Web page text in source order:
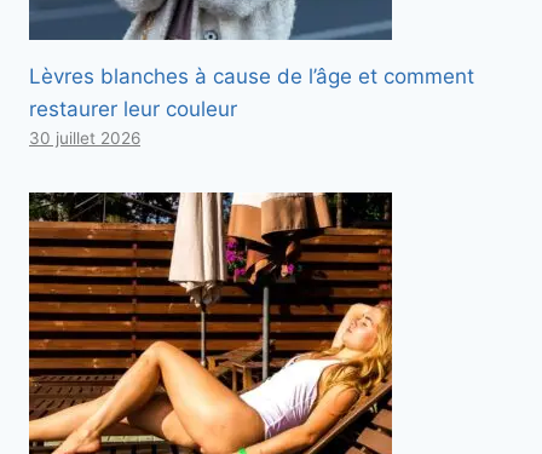
Lèvres blanches à cause de l’âge et comment
restaurer leur couleur
30 juillet 2026